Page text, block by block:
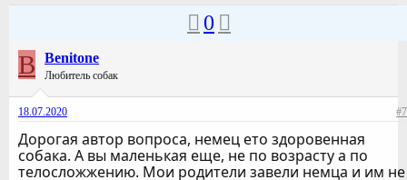
0
B Benitone
Любитель собак
18.07.2020 #7
Дорогая автор вопроса, немец ето здоровенная
собака. А вы маленькая еще, не по возрасту а по
телосложжению. Мои родители завели немца и им не